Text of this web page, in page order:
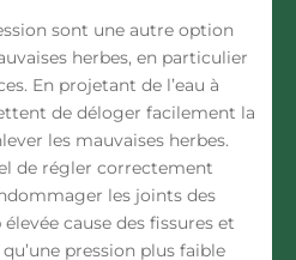
sont une autre option
herbes, en particulier
En projetant de l’eau à
de déloger facilement la
les mauvaises herbes.
de régler correctement
les joints des
cause des fissures et
pression plus faible